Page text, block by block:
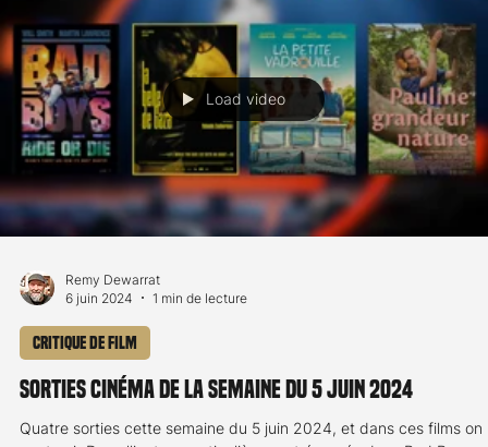
Load video
28 août 2024
Critique de film
Sorties cinéma de la semaine du 28 août 2024
Hambäk, excellent film pour les petits sous forme d’enquête